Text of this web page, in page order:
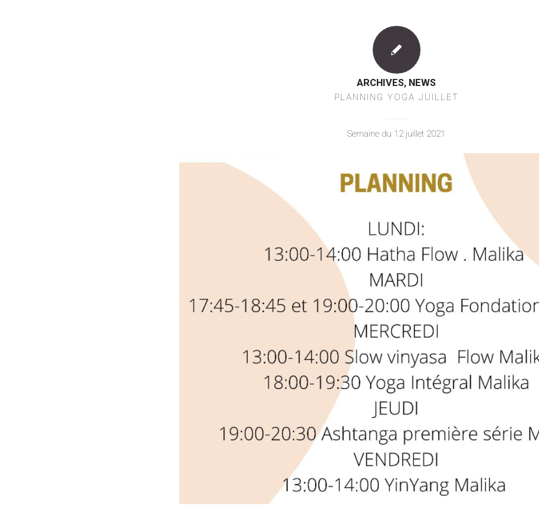
ARCHIVES, NEWS
PLANNING YOGA JUILLET
Semaine du 12 juillet 2021